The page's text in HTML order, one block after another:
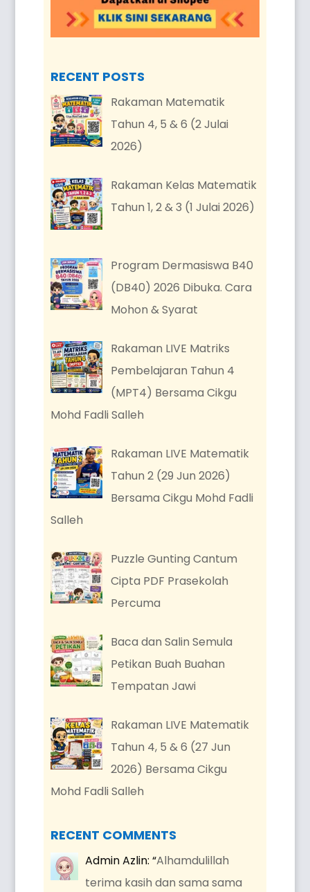
RECENT POSTS
Rakaman Matematik
Tahun 4, 5 & 6 (2 Julai
2026)
Rakaman Kelas Matematik
Tahun 1, 2 & 3 (1 Julai 2026)
Program Dermasiswa B40
(DB40) 2026 Dibuka. Cara
Mohon & Syarat
Rakaman LIVE Matriks
Pembelajaran Tahun 4
(MPT4) Bersama Cikgu
Mohd Fadli Salleh
Rakaman LIVE Matematik
Tahun 2 (29 Jun 2026)
Bersama Cikgu Mohd Fadli
Salleh
Puzzle Gunting Cantum
Cipta PDF Prasekolah
Percuma
Baca dan Salin Semula
Petikan Buah Buahan
Tempatan Jawi
Rakaman LIVE Matematik
Tahun 4, 5 & 6 (27 Jun
2026) Bersama Cikgu
Mohd Fadli Salleh
RECENT COMMENTS
Admin Azlin: “Alhamdulillah
terima kasih dan sama sama